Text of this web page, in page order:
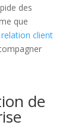
des
que
client
de